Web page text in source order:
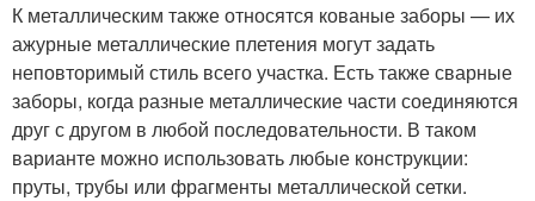
К металлическим также относятся кованые заборы — их
ажурные металлические плетения могут задать
неповторимый стиль всего участка. Есть также сварные
заборы, когда разные металлические части соединяются
друг с другом в любой последовательности. В таком
варианте можно использовать любые конструкции:
пруты, трубы или фрагменты металлической сетки.